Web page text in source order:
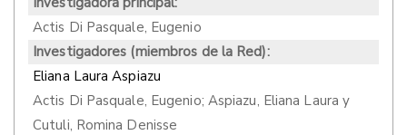
Actis Di Pasquale, Eugenio
Investigadores (miembros de la Red):
Eliana Laura Aspiazu
Actis Di Pasquale, Eugenio; Aspiazu, Eliana Laura y
Cutuli, Romina Denisse